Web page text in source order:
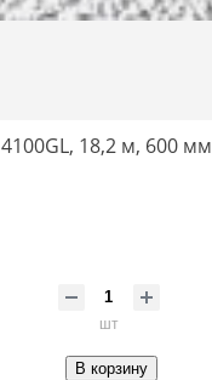
18,2 м, 600 мм
шт
В корзину